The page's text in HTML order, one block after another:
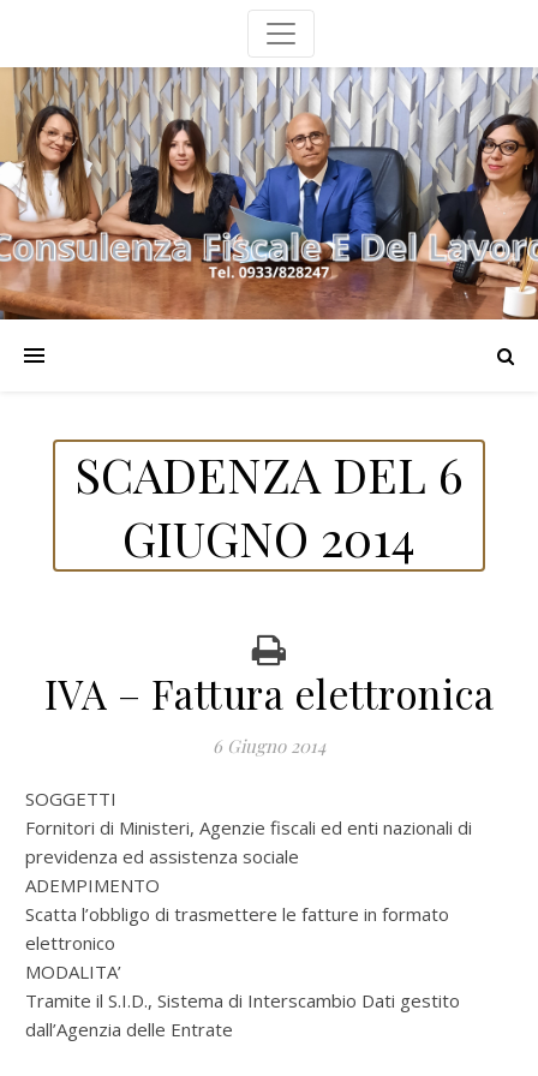
SCADENZA DEL 6
GIUGNO 2014
IVA – Fattura elettronica
6 Giugno 2014
SOGGETTI
Fornitori di Ministeri, Agenzie fiscali ed enti nazionali di
previdenza ed assistenza sociale
ADEMPIMENTO
Scatta l’obbligo di trasmettere le fatture in formato
elettronico
MODALITA’
Tramite il S.I.D., Sistema di Interscambio Dati gestito
dall’Agenzia delle Entrate